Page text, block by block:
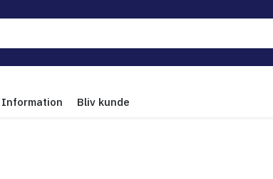
Information Bliv kunde